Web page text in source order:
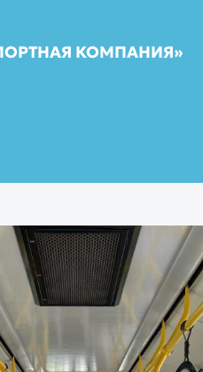
КОМПАНИЯ»